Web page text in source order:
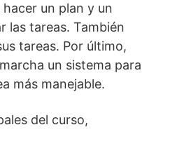
un plan y un
las tareas. También
tareas. Por último,
un sistema para
más manejable.
del curso,